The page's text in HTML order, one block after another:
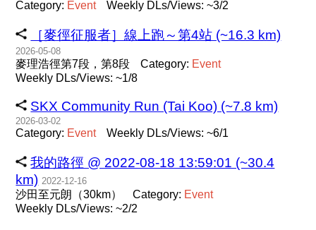
Category: Event Weekly DLs/Views: ~3/2
［麥徑征服者］線上跑～第4站 (~16.3 km)
2026-05-08
麥理浩徑第7段，第8段 Category: Event
Weekly DLs/Views: ~1/8
SKX Community Run (Tai Koo) (~7.8 km)
2026-03-02
Category: Event Weekly DLs/Views: ~6/1
我的路徑 @ 2022-08-18 13:59:01 (~30.4
km) 2022-12-16
沙田至元朗（30km） Category: Event
Weekly DLs/Views: ~2/2